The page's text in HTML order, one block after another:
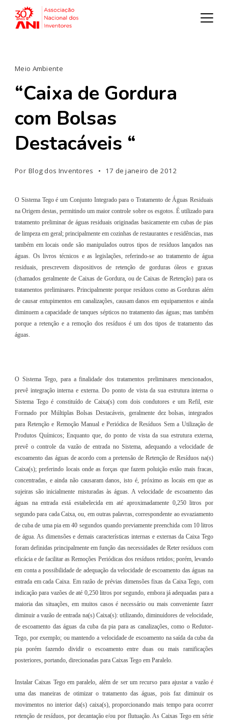
Meio Ambiente
“Caixa de Gordura
com Bolsas
Destacáveis “
Por Blog dos Inventores 17 de janeiro de 2012
O Sistema Tego é um Conjunto Integrado para o Tratamento de Águas Residuais
na Origem destas, permitindo um maior controle sobre os esgotos. É utilizado para
tratamento preliminar de águas residuais originadas basicamente em cubas de pias
de limpeza em geral; principalmente em cozinhas de restaurantes e residências, mas
também em locais onde são manipulados outros tipos de resíduos lançados nas
águas. Os livros técnicos e as legislações, referindo-se ao tratamento de água
residuais, prescrevem dispositivos de retenção de gorduras óleos e graxas
(chamados geralmente de Caixas de Gordura, ou de Caixas de Retenção) para os
tratamentos preliminares. Principalmente porque resíduos como as Gorduras além
de causar entupimentos em canalizações, causam danos em equipamentos e ainda
diminuem a capacidade de tanques sépticos no tratamento das águas; mas também
porque a retenção e a remoção dos resíduos é um dos tipos de tratamento das
águas.
O Sistema Tego, para a finalidade dos tratamentos preliminares mencionados,
prevê integração interna e externa. Do ponto de vista da sua estrutura interna o
Sistema Tego é constituído de Caixa(s) com dois condutores e um Refil, este
Formado por Múltiplas Bolsas Destacáveis, geralmente dez bolsas, integrados
para Retenção e Remoção Manual e Periódica de Resíduos Sem a Utilização de
Produtos Químicos; Enquanto que, do ponto de vista da sua estrutura externa,
prevê o controle da vazão de entrada no Sistema, adequando a velocidade de
escoamento das águas de acordo com a pretensão de Retenção de Resíduos na(s)
Caixa(s); preferindo locais onde as forças que fazem poluição estão mais fracas,
concentradas, e ainda não causaram danos, isto é, próximo as locais em que as
sujeiras são inicialmente misturadas às águas. A velocidade de escoamento das
águas na entrada está estabelecida em até aproximadamente 0,250 litros por
segundo para cada Caixa, ou, em outras palavras, correspondente ao esvaziamento
de cuba de uma pia em 40 segundos quando previamente preenchida com 10 litros
de água. As dimensões e demais características internas e externas da Caixa Tego
foram definidas principalmente em função das necessidades de Reter resíduos com
eficácia e de facilitar as Remoções Periódicas dos resíduos retidos; porém, levando
em conta a possibilidade de adequação da velocidade de escoamento das águas na
entrada em cada Caixa. Em razão de prévias dimensões fixas da Caixa Tego, com
indicação para vazões de até 0,250 litros por segundo, embora já adequadas para a
maioria das situações, em muitos casos é necessário ou mais conveniente fazer
diminuir a vazão de entrada na(s) Caixa(s): utilizando, diminuidores de velocidade,
de escoamento das águas da cuba da pia para as canalizações, como o Redutor-
Tego, por exemplo; ou mantendo a velocidade de escoamento na saída da cuba da
pia porém fazendo dividir o escoamento entre duas ou mais ramificações
posteriores, portando, direcionadas para Caixas Tego em Paralelo.
Instalar Caixas Tego em paralelo, além de ser um recurso para ajustar a vazão é
uma das maneiras de otimizar o tratamento das águas, pois faz diminuir os
movimentos no interior da(s) caixa(s), proporcionando mais tempo para ocorrer
retenção de resíduos, por decantação e/ou por flutuação. As Caixas Tego em série